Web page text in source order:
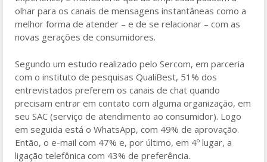
olhar para os canais de mensagens instantâneas como a
melhor forma de atender – e de se relacionar – com as
novas gerações de consumidores.
Segundo um estudo realizado pelo Sercom, em parceria
com o instituto de pesquisas QualiBest, 51% dos
entrevistados preferem os canais de chat quando
precisam entrar em contato com alguma organização, em
seu SAC (serviço de atendimento ao consumidor). Logo
em seguida está o WhatsApp, com 49% de aprovação.
Então, o e-mail com 47% e, por último, em 4º lugar, a
ligação telefônica com 43% de preferência.